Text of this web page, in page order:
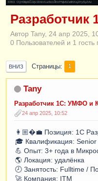
ERID: CQH36pWzJqVJD4xVLsnhcU4hVPNjkBZe8KKxjJiYySyZAz
Автор Tany, 24 апр 2025,
0 Пользователей и 1 гость
ВНИЗ Страницы 1
Tany
Разработчик 1С: УМФО и
24 апр 2025, 10:52
👩🏼�💼 Позиция: 1С
🎓 Квалификация: Senior
💪 Опыт: 3+ года в
🌎 Локация: удалёнка
🕗 Занятость: Fulltime /
🚀 Компания: ITM